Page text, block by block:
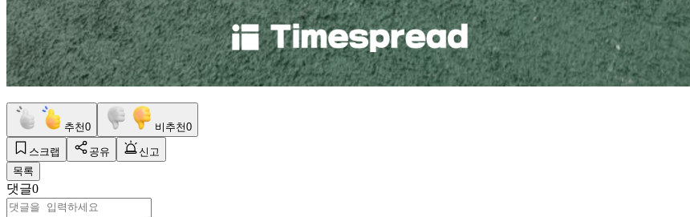
추천0 비추천0
스크랩 공유
신고
목록
댓글0